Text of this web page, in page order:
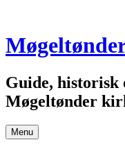
content
Guide, historisk
Møgeltønder
Menu